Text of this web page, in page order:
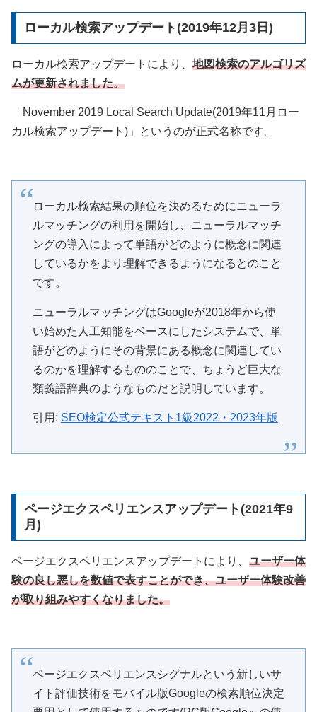
ローカル検索アップデート(2019年12月3日)
ローカル検索アップデートにより、 地図検索のアルゴリズ
ムが更新されました。
「November 2019 Local Search Update(2019年11月ロー
カル検索アップデート)」というのが正式名称です。
ローカル検索結果の順位を決めるためにニューラ
ルマッチングの利用を開始し、ニューラルマッチ
ングの導入によって単語がどのように概念に関連
しているかをより理解できるようになるとのこと
です。
ニューラルマッチングはGoogleが2018年から使
い始めた人工知能をベースにしたシステムで、単
語がどのようにその背景にある概念に関連してい
るのかを理解するもののことで、ちょうど巨大な
類義語辞典のようなものだと説明しています。
引用: SEO検定公式テキスト1級2022・2023年版
ページエクスペリエンスアップデート(2021年9
月)
ページエクスペリエンスアップデートにより、 ユーザー体
験の良し悪しを数値で表すことができ、ユーザー体験改善
が取り組みやすくなりました。
ページエクスペリエンスシグナルという新しいサ
イト評価技術をモバイル版Googleの検索順位決定